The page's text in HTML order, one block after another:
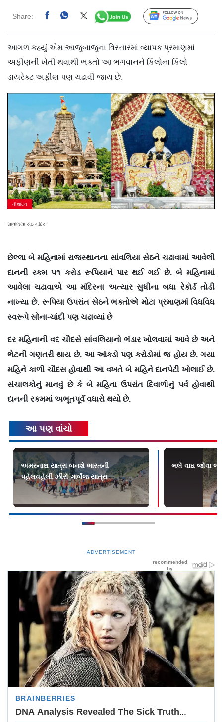
Share: Follow Us
આગળ કહ્યું એમ આજુબાજુના વિસ્તારમાં વ્યાપક પ્રમાણમાં
અફીણની ખેતી થવાથી ભક્તો આ ભગવાનને કિલોના કિલો
ડાયરેક્ટ અફીણ પણ ચઢાવી જાય છે.
તીર્થાટન
સાંવલિયા સેઠ મંદિર
છેલ્લા બે મહિનામાં રાજસ્થાનના સાંવલિયા સેઠને ચઢાવામાં આવેલી
દાનની રકમ ૫૧ કરોડ રૂપિયાને પાર થઈ ગઈ છે. બે મહિનામાં
આવેલા ચઢાવાએ આ મંદિરના અત્યાર સુધીના બધા રેકૉર્ડ તોડી
નાખ્યા છે. રૂપિયા ઉપરાંત સેઠને ભક્તોએ મોટા પ્રમાણમાં વિધવિધ
સ્વરૂપે સોના-ચાંદી પણ ચઢાવ્યાં છે
દર મહિનાની વદ ચૌદસે સાંવલિયાનો ભંડાર ખોલવામાં આવે છે અને
ભેટની ગણતરી થાય છે. આ આંકડો પણ કરોડોમાં જ હોય છે. ગયા
મહિને કાળી ચૌદસ હોવાથી આ વખતે બે મહિને દાનપેટી ખોલાઈ છે.
સંચાલકોનું માનવું છે કે બે મહિના ઉપરાંત દિવાળીનું પર્વ હોવાથી
દાનની રકમમાં અભૂતપૂર્વ વધારો થયો છે.
આ પણ વાંચો
અમરનાથ યાત્રા બનશે ભારતની
પહેલવહેલી ઝીરો ગાર્બેજ યાત્રા
ભલે વાઘ જોવા
ADVERTISEMENT